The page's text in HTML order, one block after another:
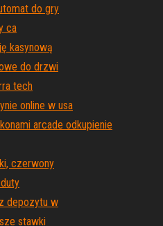
do gry
ca
kasynową
do drzwi
tech
online w usa
arcade odkupienie
czerwony
depozytu w
stawki